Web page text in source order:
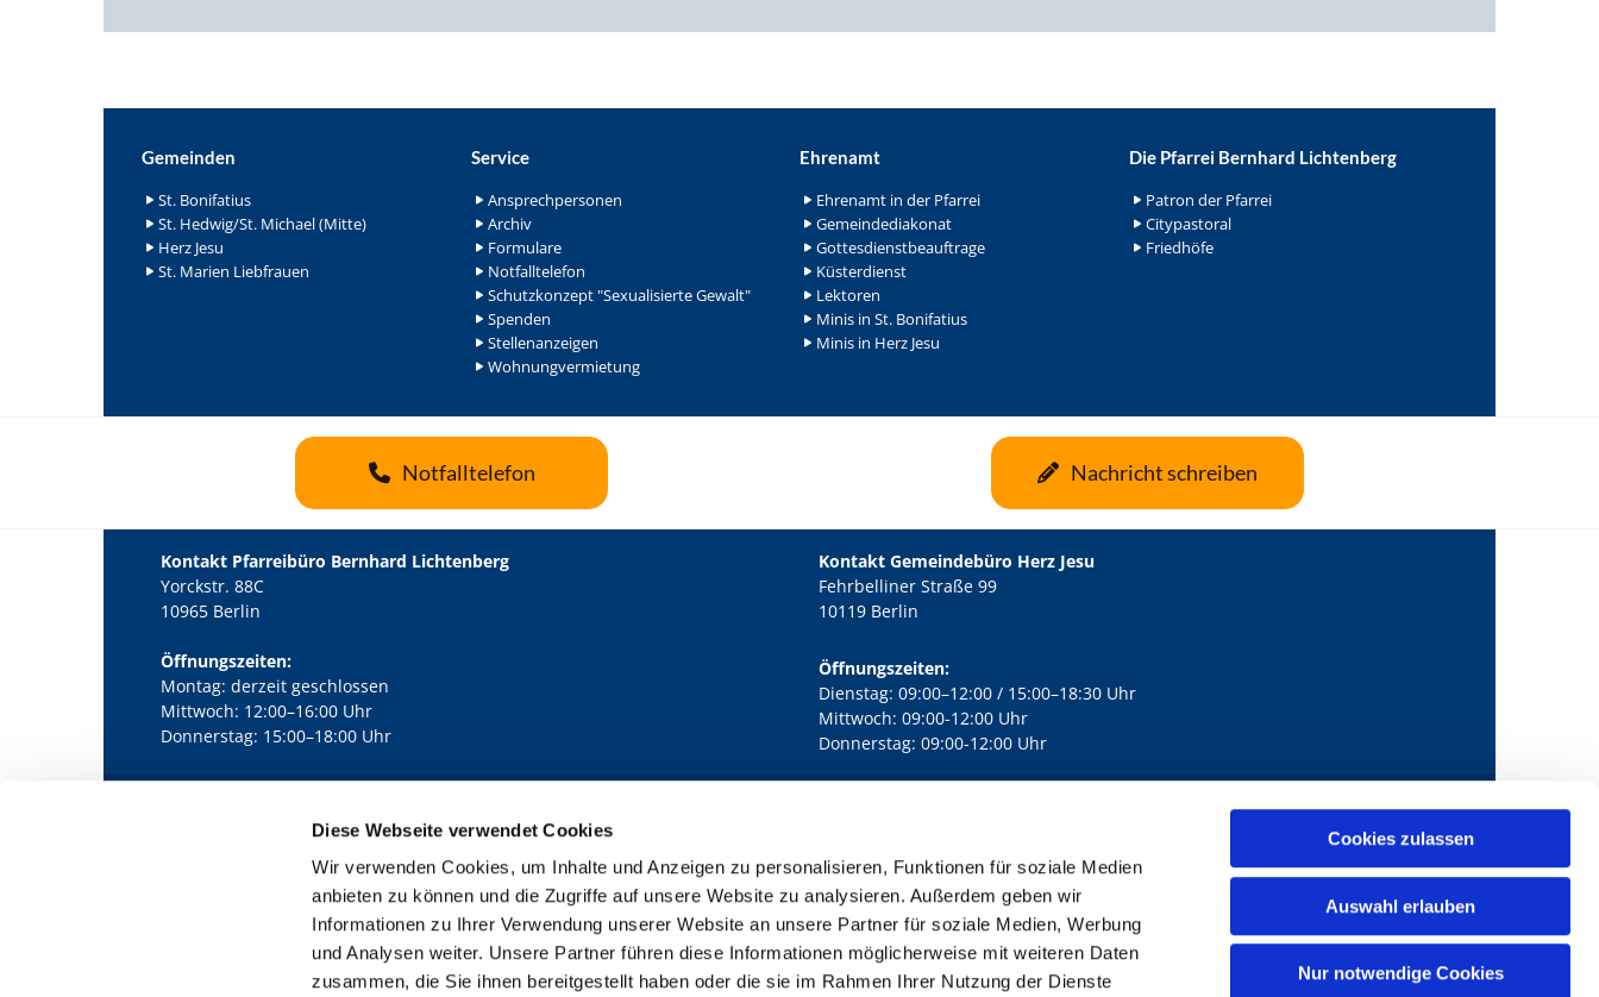
Diese Webseite verwendet Cookies
Wir verwenden Cookies, um Inhalte und Anzeigen zu personalisieren, Funktionen für soziale Medien
anbieten zu können und die Zugriffe auf unsere Website zu analysieren. Außerdem geben wir
Informationen zu Ihrer Verwendung unserer Website an unsere Partner für soziale Medien, Werbung
und Analysen weiter. Unsere Partner führen diese Informationen möglicherweise mit weiteren Daten
zusammen, die Sie ihnen bereitgestellt haben oder die sie im Rahmen Ihrer Nutzung der Dienste
Cookies zulassen
Auswahl erlauben
Nur notwendige Cookies
Gemeinden
St. Bonifatius
St. Hedwig/St. Michael (Mitte)
Herz Jesu
St. Marien Liebfrauen
Service
Ansprechpersonen
Archiv
Formulare
Notfalltelefon
Schutzkonzept "Sexualisierte Gewalt"
Spenden
Stellenanzeigen
Wohnungvermietung
Ehrenamt
Ehrenamt in der Pfarrei
Gemeindediakonat
Gottesdienstbeauftrage
Küsterdienst
Lektoren
Minis in St. Bonifatius
Minis in Herz Jesu
Die Pfarrei Bernhard Lichtenberg
Patron der Pfarrei
Citypastoral
Friedhöfe
Notfalltelefon Nachricht schreiben
Kontakt Pfarreibüro Bernhard Lichtenberg
Yorckstr. 88C
10965 Berlin
Öffnungszeiten:
Montag: derzeit geschlossen
Mittwoch: 12:00–16:00 Uhr
Donnerstag: 15:00–18:00 Uhr
Kontakt Gemeindebüro Herz Jesu
Fehrbelliner Straße 99
10119 Berlin
Öffnungszeiten:
Dienstag: 09:00–12:00 / 15:00–18:30 Uhr
Mittwoch: 09:00-12:00 Uhr
Donnerstag: 09:00-12:00 Uhr
Kath. Kirchengemeinde Pfarrei Bernhard Lichtenberg Berlin-Mitte · Yorckstr. 88C, 10965 Berlin mail@bernhard-lichtenberg.berlin
Kontaktinformationen Impressum